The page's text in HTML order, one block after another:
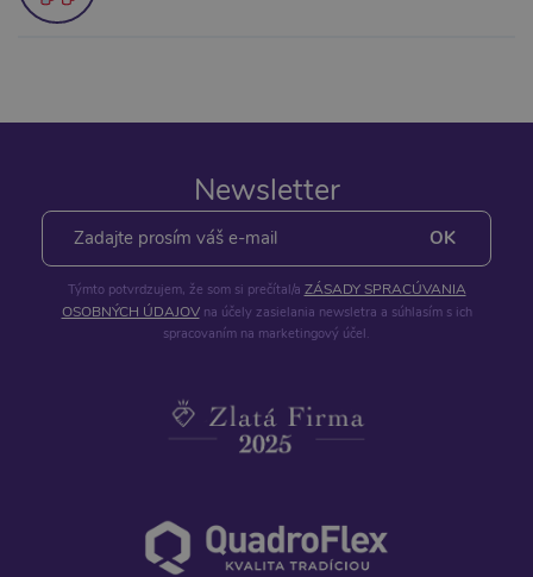
Newsletter
Týmto potvrdzujem, že som si prečítal/a ZÁSADY SPRACÚVANIA
OSOBNÝCH ÚDAJOVna účely zasielania newsletra a súhlasím s ich
spracovaním na marketingový účel.